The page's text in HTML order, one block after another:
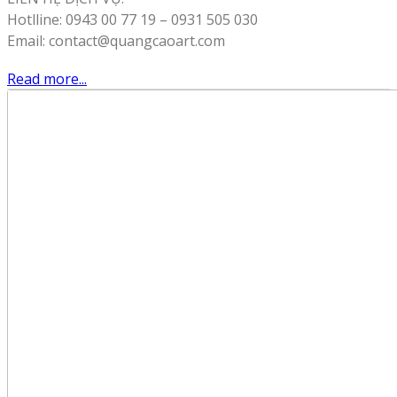
Hotlline: 0943 00 77 19 – 0931 505 030
Email: contact@quangcaoart.com
Read more...